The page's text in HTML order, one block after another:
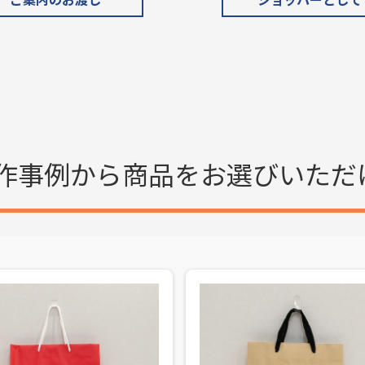
事例から商品をお選びいた